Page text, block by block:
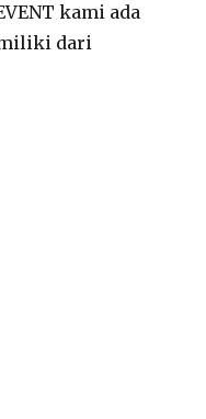
kami ada
dari